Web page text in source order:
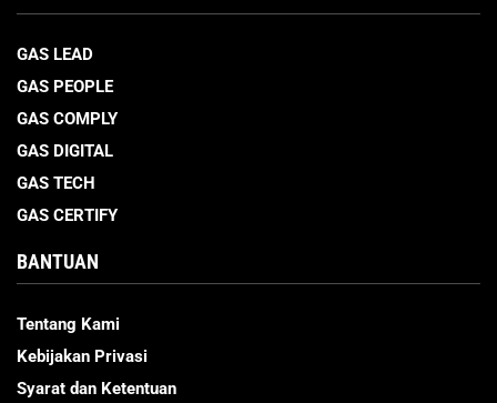
GAS LEAD
GAS PEOPLE
GAS COMPLY
GAS DIGITAL
GAS TECH
GAS CERTIFY
BANTUAN
Tentang Kami
Kebijakan Privasi
Syarat dan Ketentuan